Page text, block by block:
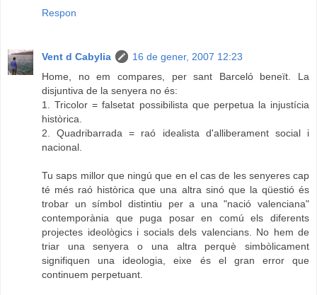
Respon
Vent d Cabylia
16 de gener, 2007 12:23
Home, no em compares, per sant Barceló beneït. La
disjuntiva de la senyera no és:
1. Tricolor = falsetat possibilista que perpetua la injustícia
històrica.
2. Quadribarrada = raó idealista d'alliberament social i
nacional.
Tu saps millor que ningú que en el cas de les senyeres cap
té més raó històrica que una altra sinó que la qüestió és
trobar un símbol distintiu per a una "nació valenciana"
contemporània que puga posar en comú els diferents
projectes ideològics i socials dels valencians. No hem de
triar una senyera o una altra perquè simbòlicament
signifiquen una ideologia, eixe és el gran error que
continuem perpetuant.